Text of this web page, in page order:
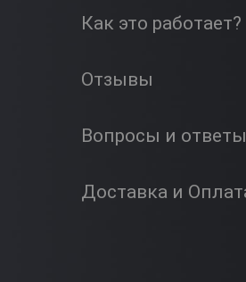
Как это работает?
Отзывы
Вопросы и ответы
Доставка и